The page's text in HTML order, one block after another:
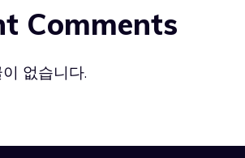
Comments
없습니다.